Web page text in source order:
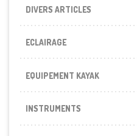
DIVERS ARTICLES
ECLAIRAGE
EQUIPEMENT KAYAK
INSTRUMENTS